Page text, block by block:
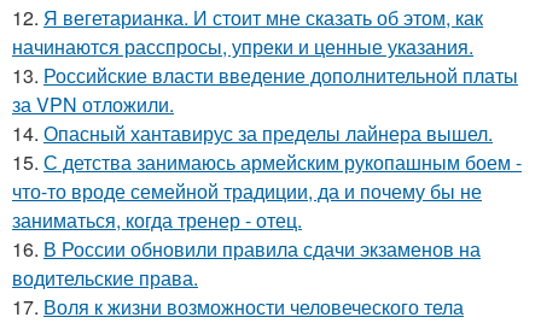
12. Я вегетарианка. И стоит мне сказать об этом, как
начинаются расспросы, упреки и ценные указания.
13. Российские власти введение дополнительной платы
за VPN отложили.
14. Опасный хантавирус за пределы лайнера вышел.
15. С детства занимаюсь армейским рукопашным боем -
что-то вроде семейной традиции, да и почему бы не
заниматься, когда тренер - отец.
16. В России обновили правила сдачи экзаменов на
водительские права.
17. Воля к жизни возможности человеческого тела